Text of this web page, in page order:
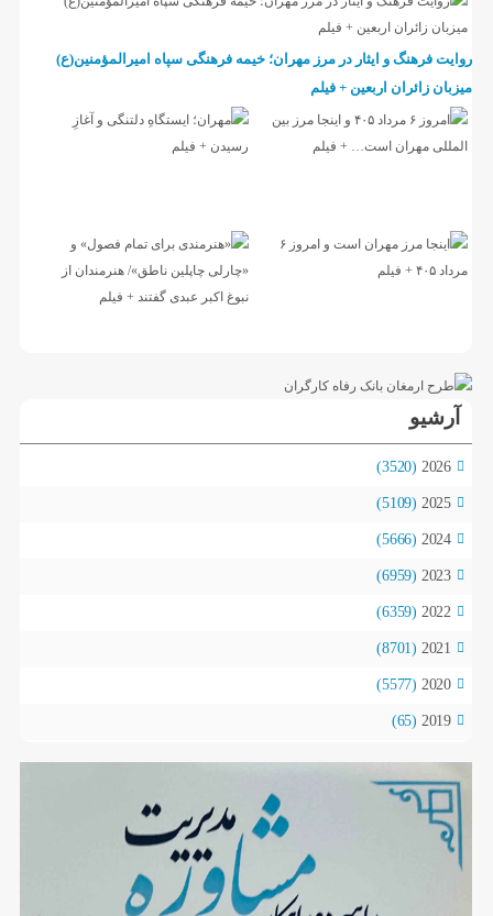
روایت فرهنگ و ایثار در مرز مهران؛ خیمه فرهنگی سپاه امیرالمؤمنین(ع)
میزبان زائران اربعین + فیلم
آرشیو
2026
(3520)
2025
(5109)
2024
(5666)
2023
(6959)
2022
(6359)
2021
(8701)
2020
(5577)
2019
(65)